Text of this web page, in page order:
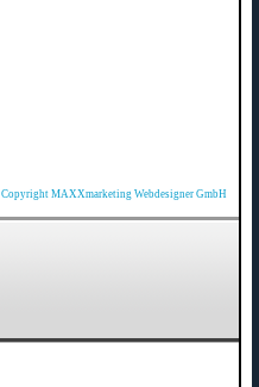
Copyright MAXXmarketing Webdesigner GmbH